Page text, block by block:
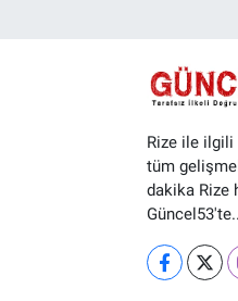
Rize ile ilgili
tüm
dakika Rize